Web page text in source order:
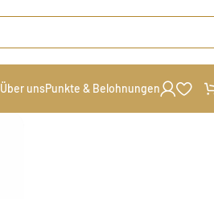
Über unsPunkte & Belohnungen